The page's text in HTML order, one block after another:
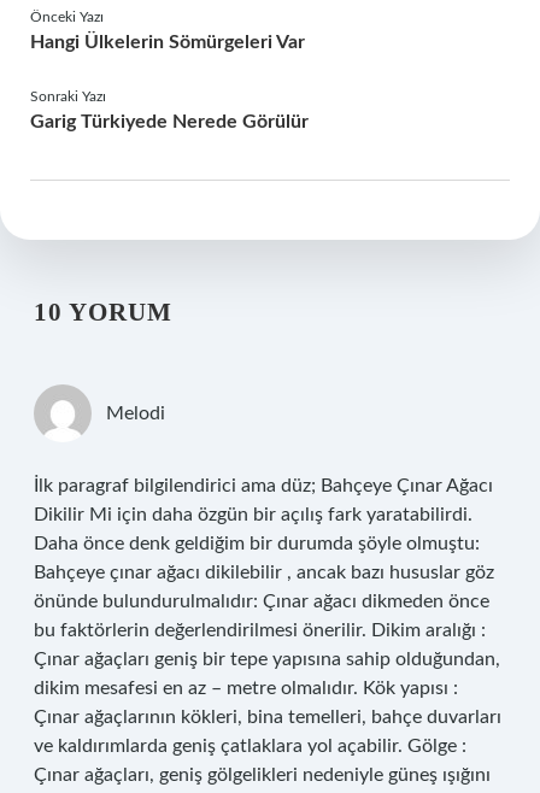
Önceki Yazı
Hangi Ülkelerin Sömürgeleri Var
Sonraki Yazı
Garig Türkiyede Nerede Görülür
10 YORUM
Melodi
İlk paragraf bilgilendirici ama düz; Bahçeye Çınar Ağacı
Dikilir Mi için daha özgün bir açılış fark yaratabilirdi.
Daha önce denk geldiğim bir durumda şöyle olmuştu:
Bahçeye çınar ağacı dikilebilir , ancak bazı hususlar göz
önünde bulundurulmalıdır: Çınar ağacı dikmeden önce
bu faktörlerin değerlendirilmesi önerilir. Dikim aralığı :
Çınar ağaçları geniş bir tepe yapısına sahip olduğundan,
dikim mesafesi en az – metre olmalıdır. Kök yapısı :
Çınar ağaçlarının kökleri, bina temelleri, bahçe duvarları
ve kaldırımlarda geniş çatlaklara yol açabilir. Gölge :
Çınar ağaçları, geniş gölgelikleri nedeniyle güneş ışığını